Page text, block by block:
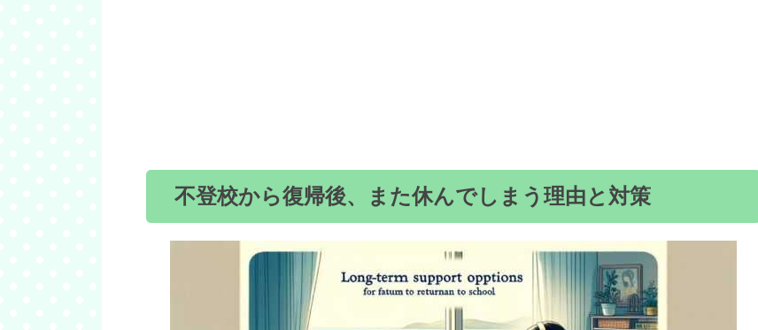
不登校から復帰後、また休んでしまう理由と対策